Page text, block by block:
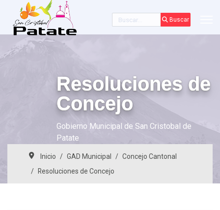
Buscar Buscar
Resoluciones de
Concejo
Gobierno Municipal de San Cristobal de
Patate
Inicio GAD Municipal
Concejo Cantonal
Resoluciones de Concejo